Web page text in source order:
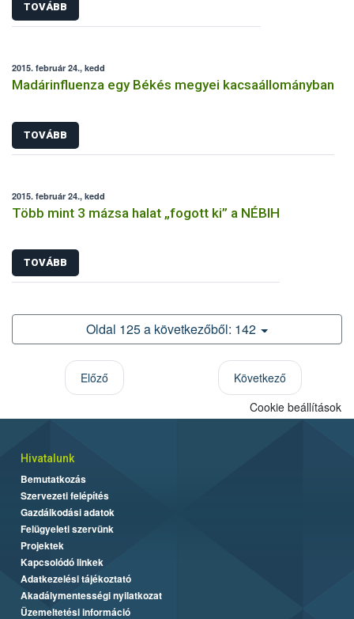
TOVÁBB
2015. február 24., kedd
Madárinfluenza egy Békés megyei kacsaállományban
TOVÁBB
2015. február 24., kedd
Több mint 3 mázsa halat „fogott ki” a NÉBIH
TOVÁBB
Oldal 125 a következőből: 142
Előző
Következő
Cookie beállítások
Hivatalunk
Bemutatkozás
Szervezeti felépítés
Gazdálkodási adatok
Felügyeleti szervünk
Projektek
Kapcsolódó linkek
Adatkezelési tájékoztató
Akadálymentességi nyilatkozat
Üzemeltetési információ